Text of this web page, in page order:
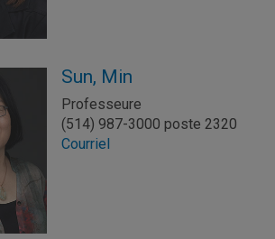
Sun, Min
Professeure
(514) 987-3000 poste 2320
Courriel